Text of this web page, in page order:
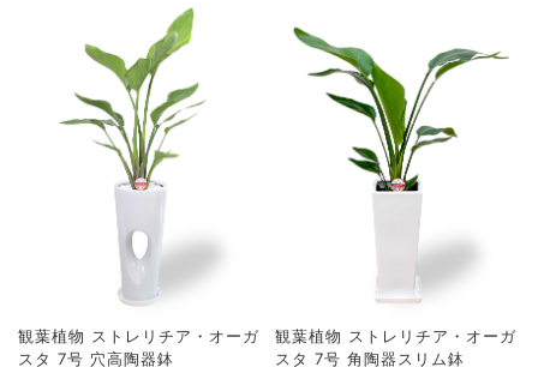
観葉植物 ストレリチア・オーガ
スタ 7号 穴高陶器鉢
観葉植物 ストレリチア・オーガ
スタ 7号 角陶器スリム鉢